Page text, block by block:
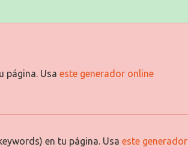
página. Usa este generador online
en tu página. Usa este generador